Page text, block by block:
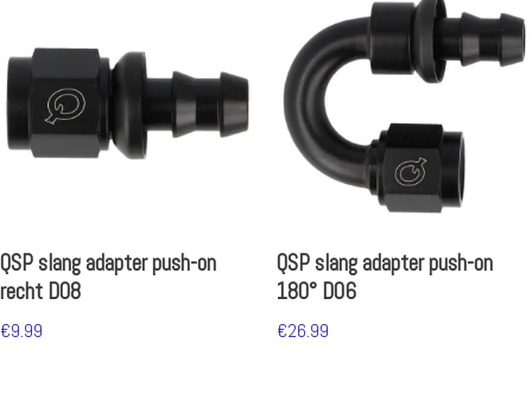
QSP slang adapter push-on
recht D08
€9.99
QSP slang adapter push-on
180° D06
€26.99